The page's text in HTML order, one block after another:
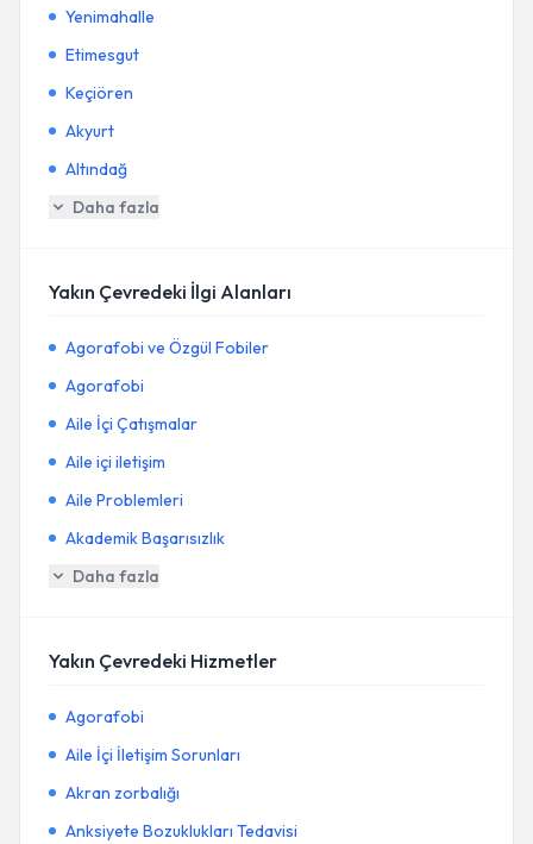
Yenimahalle
Etimesgut
Keçiören
Akyurt
Altındağ
Daha fazla
Yakın Çevredeki İlgi Alanları
Agorafobi ve Özgül Fobiler
Agorafobi
Aile İçi Çatışmalar
Aile içi iletişim
Aile Problemleri
Akademik Başarısızlık
Daha fazla
Yakın Çevredeki Hizmetler
Agorafobi
Aile İçi İletişim Sorunları
Akran zorbalığı
Anksiyete Bozuklukları Tedavisi